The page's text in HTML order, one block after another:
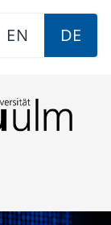
EN DE